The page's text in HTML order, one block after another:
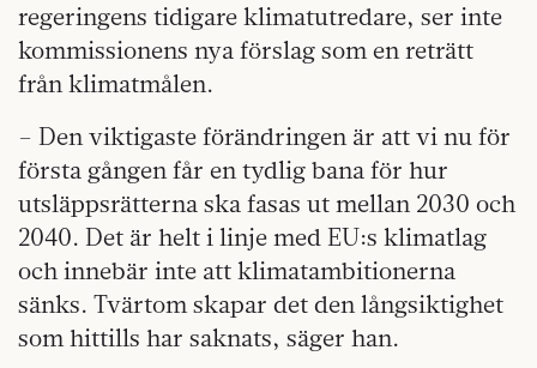
regeringens tidigare klimatutredare, ser inte
kommissionens nya förslag som en reträtt
från klimatmålen.
– Den viktigaste förändringen är att vi nu för
första gången får en tydlig bana för hur
utsläppsrätterna ska fasas ut mellan 2030 och
2040. Det är helt i linje med EU:s klimatlag
och innebär inte att klimatambitionerna
sänks. Tvärtom skapar det den långsiktighet
som hittills har saknats, säger han.